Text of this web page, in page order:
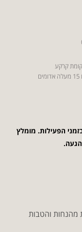
הפעילות. מומלץ
מהנחות והטבות